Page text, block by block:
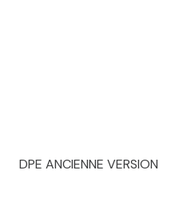
DPE ANCIENNE VERSION